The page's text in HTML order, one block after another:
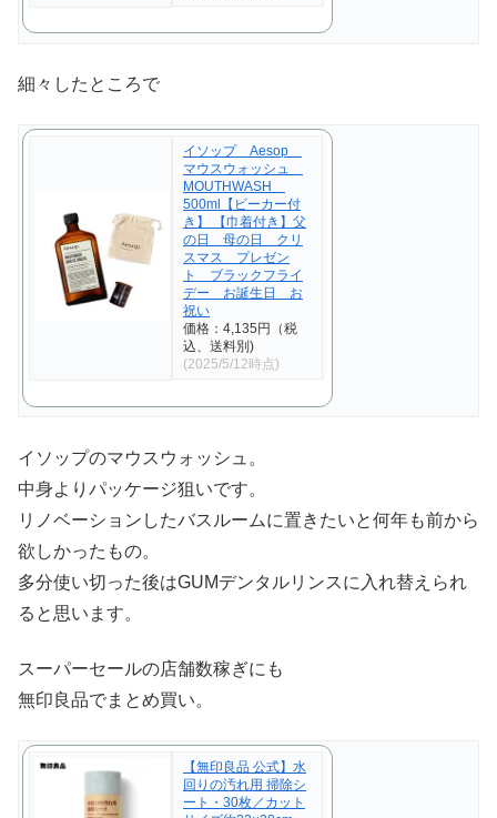
細々したところで
イソップ Aesop
マウスウォッシュ
MOUTHWASH
500ml【ビーカー付
き】 【巾着付き】父
の日 母の日 クリ
スマス プレゼン
ト ブラックフライ
デー お誕生日 お
祝い
価格：4,135円（税
込、送料別)
(2025/5/12時点)
イソップのマウスウォッシュ。
中身よりパッケージ狙いです。
リノベーションしたバスルームに置きたいと何年も前から
欲しかったもの。
多分使い切った後はGUMデンタルリンスに入れ替えられ
ると思います。
スーパーセールの店舗数稼ぎにも
無印良品でまとめ買い。
【無印良品 公式】水
回りの汚れ用 掃除シ
ート・30枚／カット